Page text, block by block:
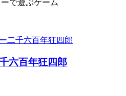
で遊ぶゲーム
六百年狂四郎